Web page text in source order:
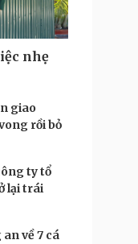
nhẹ
giao
rồi bỏ
ty tổ
lại trái
về 7 cá